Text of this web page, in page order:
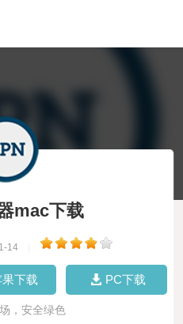
mac下载
14
下载 PC下载
，安全绿色